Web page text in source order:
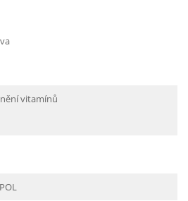
vitamínů